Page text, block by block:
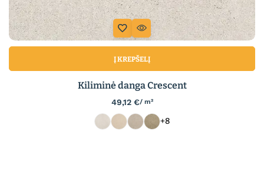
Į KREPŠELĮ
Kiliminė danga Crescent
49,12 €/ m²
+8